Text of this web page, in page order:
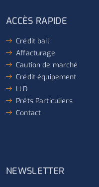
ACCÈS RAPIDE
Crédit bail
Affacturage
Caution de marché
Crédit équipement
LLD
Prêts Particuliers
Contact
NEWSLETTER